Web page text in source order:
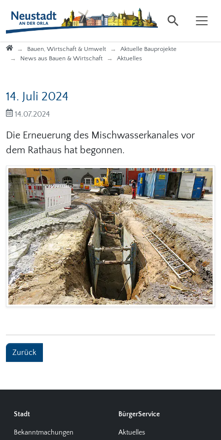
StartseiteBauen, Wirtschaft & Umwelt
Aktuelle Bauprojekte
News aus Bauen & Wirtschaft
Aktuelles
14. Juli 2024
14.07.2024
Die Erneuerung des Mischwasserkanales vor
dem Rathaus hat begonnen.
Zurück
Stadt
Bekanntmachungen
BürgerService
Aktuelles